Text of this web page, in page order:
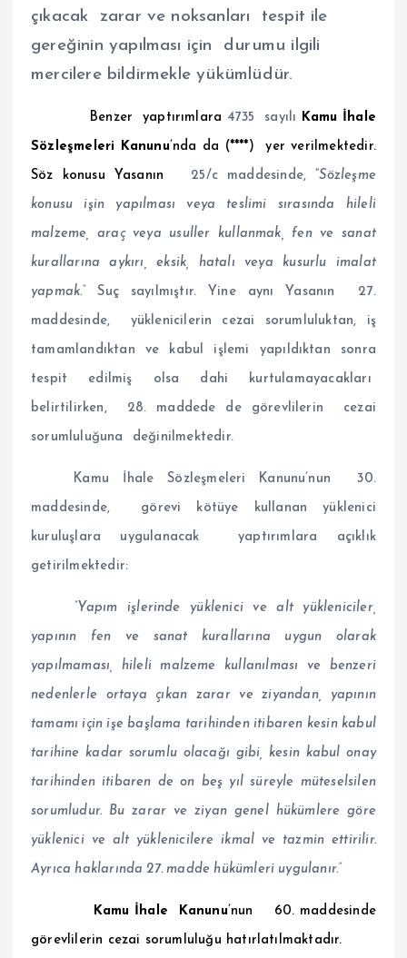
çıkacak zarar ve noksanları tespit ile
gereğinin yapılması için durumu ilgili
mercilere bildirmekle yükümlüdür.
Benzer yaptırımlara 4735 sayılı Kamu İhale
Sözleşmeleri Kanunu ’nda da (****) yer verilmektedir.
Söz konusu Yasanın 25/c maddesinde, “Sözleşme
konusu işin yapılması veya teslimi sırasında hileli
malzeme, araç veya usuller kullanmak, fen ve sanat
kurallarına aykırı, eksik, hatalı veya kusurlu imalat
yapmak.” Suç sayılmıştır. Yine aynı Yasanın 27.
maddesinde, yüklenicilerin cezai sorumluluktan, iş
tamamlandıktan ve kabul işlemi yapıldıktan sonra
tespit edilmiş olsa dahi kurtulamayacakları
belirtilirken, 28. maddede de görevlilerin cezai
sorumluluğuna değinilmektedir.
Kamu İhale Sözleşmeleri Kanunu’nun 30.
maddesinde, görevi kötüye kullanan yüklenici
kuruluşlara uygulanacak yaptırımlara açıklık
getirilmektedir:
“Yapım işlerinde yüklenici ve alt yükleniciler,
yapının fen ve sanat kurallarına uygun olarak
yapılmaması, hileli malzeme kullanılması ve benzeri
nedenlerle ortaya çıkan zarar ve ziyandan, yapının
tamamı için işe başlama tarihinden itibaren kesin kabul
tarihine kadar sorumlu olacağı gibi, kesin kabul onay
tarihinden itibaren de on beş yıl süreyle müteselsilen
sorumludur. Bu zarar ve ziyan genel hükümlere göre
yüklenici ve alt yüklenicilere ikmal ve tazmin ettirilir.
Ayrıca haklarında 27. madde hükümleri uygulanır.”
Kamu İhale Kanunu ’nun 60. maddesinde
görevlilerin cezai sorumluluğu hatırlatılmaktadır.